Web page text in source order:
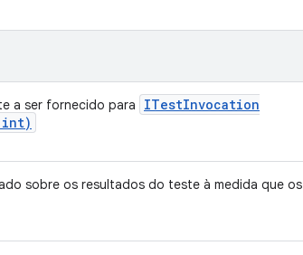
a ser fornecido para ITestInvocation
int)
sobre os resultados do teste à medida que os